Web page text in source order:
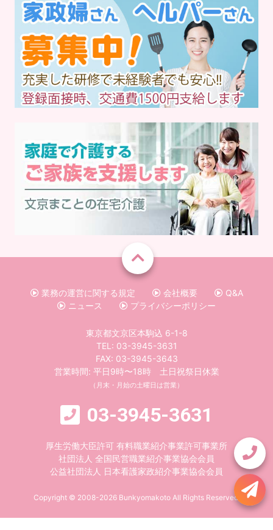
業務の運営に関する規定 会社概要
Q&A
ニュース
プライバシーポリシー
東京都文京区本駒込 6-1-8
TEL: 03-3945-3631
FAX: 03-3945-3643
営業時間: 平日9時〜18時 土日祝祭日休業
（月末・月始の土曜日は営業）
03-3945-3631
厚生労働大臣許可 有料職業紹介事業許可事業所
社団法人 全国民営職業紹介事業協会会員
公益社団法人 日本看護家政紹介事業協会会員
Copyright © 2008-2026 Bunkyomakoto All Rights Reserved.